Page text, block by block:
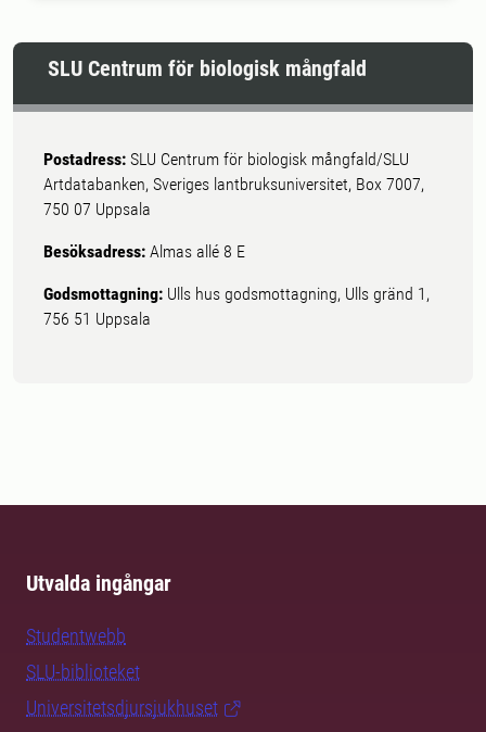
SLU Centrum för biologisk mångfald
Postadress: SLU Centrum för biologisk mångfald/SLU
Artdatabanken, Sveriges lantbruksuniversitet, Box 7007,
750 07 Uppsala
Besöksadress: Almas allé 8 E
Godsmottagning: Ulls hus godsmottagning, Ulls gränd 1,
756 51 Uppsala
Utvalda ingångar
Studentwebb
SLU-biblioteket
Universitetsdjursjukhuset